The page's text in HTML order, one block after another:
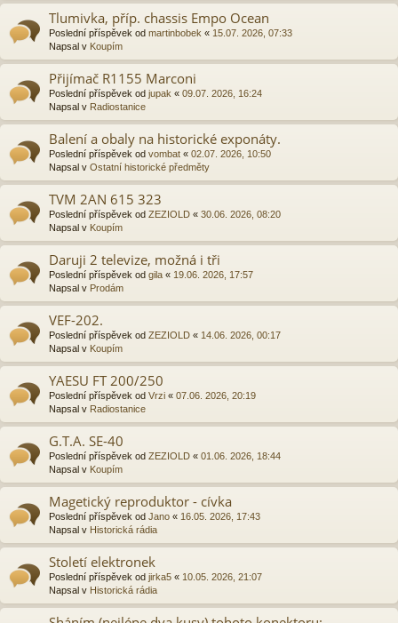
Tlumivka, příp. chassis Empo Ocean
Poslední příspěvek od martinbobek « 15.07. 2026, 07:33
Napsal v Koupím
Přijímač R1155 Marconi
Poslední příspěvek od jupak « 09.07. 2026, 16:24
Napsal v Radiostanice
Balení a obaly na historické exponáty.
Poslední příspěvek od vombat « 02.07. 2026, 10:50
Napsal v Ostatní historické předměty
TVM 2AN 615 323
Poslední příspěvek od ZEZIOLD « 30.06. 2026, 08:20
Napsal v Koupím
Daruji 2 televize, možná i tři
Poslední příspěvek od gila « 19.06. 2026, 17:57
Napsal v Prodám
VEF-202.
Poslední příspěvek od ZEZIOLD « 14.06. 2026, 00:17
Napsal v Koupím
YAESU FT 200/250
Poslední příspěvek od Vrzi « 07.06. 2026, 20:19
Napsal v Radiostanice
G.T.A. SE-40
Poslední příspěvek od ZEZIOLD « 01.06. 2026, 18:44
Napsal v Koupím
Magetický reproduktor - cívka
Poslední příspěvek od Jano « 16.05. 2026, 17:43
Napsal v Historická rádia
Století elektronek
Poslední příspěvek od jirka5 « 10.05. 2026, 21:07
Napsal v Historická rádia